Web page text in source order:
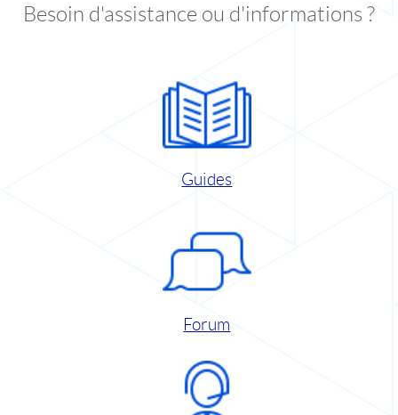
Besoin d'assistance ou d'informations ?
Guides
Forum